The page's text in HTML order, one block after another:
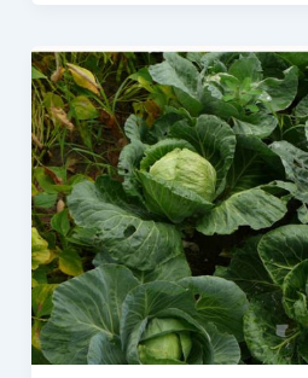
Cómo
sembrar
repollo
en
nuestra
huerta